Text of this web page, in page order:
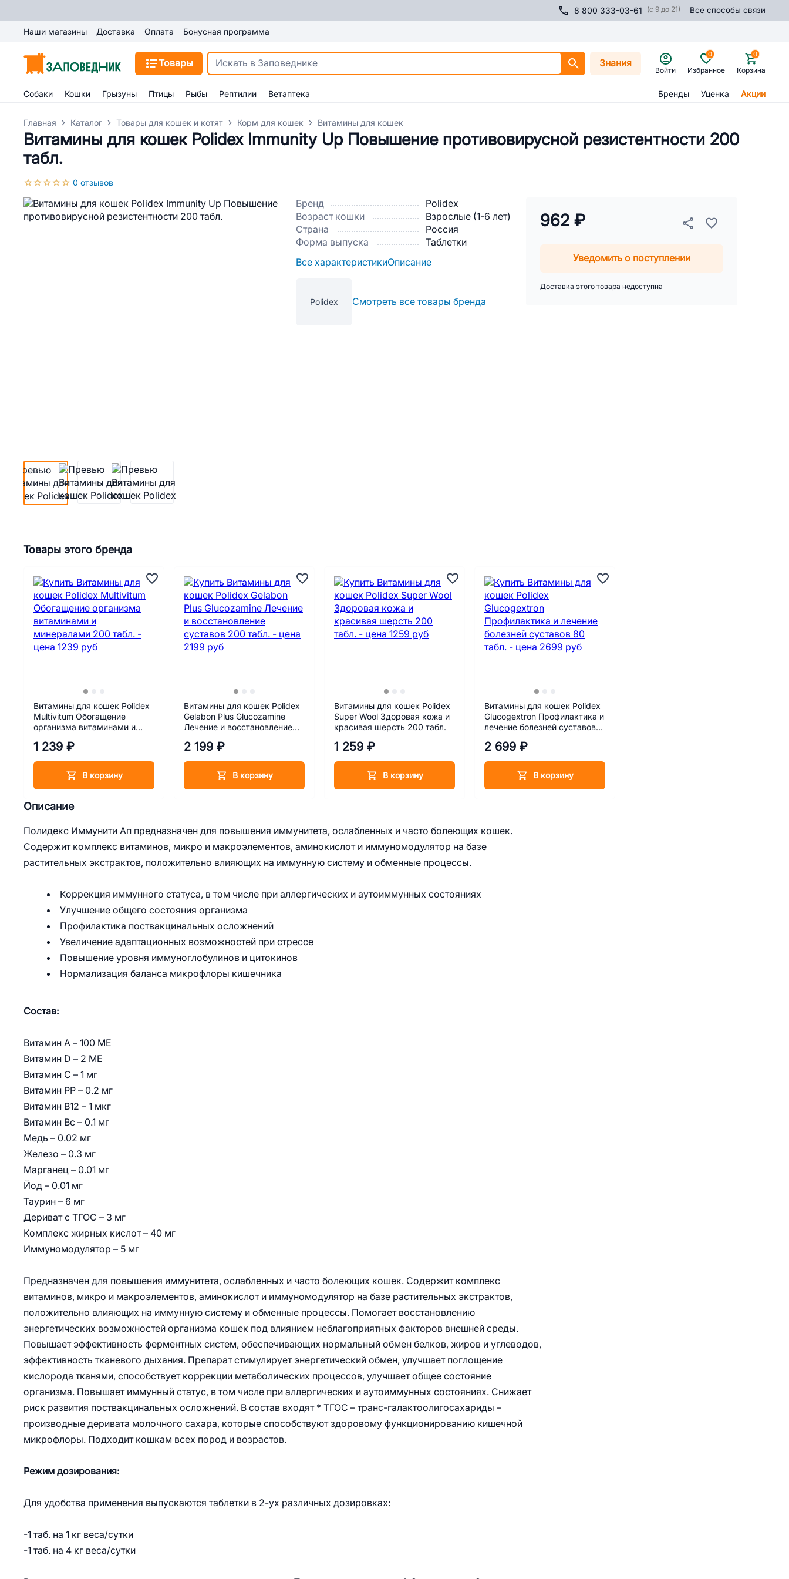
8 800 333-03-61 (с 9 до 21) Все способы связи
Наши магазины Доставка Оплата Бонусная программа
Товары Знания
Войти Избранное
0
Корзина
0
Собаки Кошки Грызуны Птицы Рыбы Рептилии Ветаптека Бренды Уценка Акции
Главная Каталог Товары для кошек и котят Корм для кошек Витамины для кошек
Витамины для кошек Polidex Immunity Up Повышение противовирусной резистентности 200
табл.
0 отзывов
Бренд
Polidex
Возраст кошки
Взрослые (1-6 лет)
Страна
Россия
Форма выпуска
Таблетки
Все характеристикиОписание
Polidex Смотреть все товары бренда
962 ₽
Уведомить о поступлении
Доставка этого товара недоступна
Описание
Полидекс Иммунити Ап предназначен для повышения иммунитета, ослабленных и часто болеющих кошек.
Содержит комплекс витаминов, микро и макроэлементов, аминокислот и иммуномодулятор на базе
растительных экстрактов, положительно влияющих на иммунную систему и обменные процессы.
Коррекция иммунного статуса, в том числе при аллергических и аутоиммунных состояниях
Улучшение общего состояния организма
Профилактика поствакцинальных осложнений
Увеличение адаптационных возможностей при стрессе
Повышение уровня иммуноглобулинов и цитокинов
Нормализация баланса микрофлоры кишечника
Состав:
Витамин А – 100 МЕ
Витамин D – 2 МЕ
Витамин С – 1 мг
Витамин PP – 0.2 мг
Витамин В12 – 1 мкг
Витамин Вс – 0.1 мг
Медь – 0.02 мг
Железо – 0.3 мг
Марганец – 0.01 мг
Йод – 0.01 мг
Таурин – 6 мг
Дериват с ТГОС – 3 мг
Комплекс жирных кислот – 40 мг
Иммуномодулятор – 5 мг
Предназначен для повышения иммунитета, ослабленных и часто болеющих кошек. Содержит комплекс
витаминов, микро и макроэлементов, аминокислот и иммуномодулятор на базе растительных экстрактов,
положительно влияющих на иммунную систему и обменные процессы. Помогает восстановлению
энергетических возможностей организма кошек под влиянием неблагоприятных факторов внешней среды.
Повышает эффективность ферментных систем, обеспечивающих нормальный обмен белков, жиров и углеводов,
эффективность тканевого дыхания. Препарат стимулирует энергетический обмен, улучшает поглощение
кислорода тканями, способствует коррекции метаболических процессов, улучшает общее состояние
организма. Повышает иммунный статус, в том числе при аллергических и аутоиммунных состояниях. Снижает
риск развития поствакцинальных осложнений. В состав входят * ТГОС – транс-галактоолигосахариды –
производные деривата молочного сахара, которые способствуют здоровому функционированию кишечной
микрофлоры. Подходит кошкам всех пород и возрастов.
Режим дозирования:
Для удобства применения выпускаются таблетки в 2-ух различных дозировках:
-1 таб. на 1 кг веса/сутки
-1 таб. на 4 кг веса/сутки
Товары этого бренда
Витамины для кошек Polidex
Multivitum Обогащение
организма витаминами и
1 239 ₽
В корзину
Витамины для кошек Polidex
Gelabon Plus Glucozamine
Лечение и восстановление
2 199 ₽
В корзину
Витамины для кошек Polidex
Super Wool Здоровая кожа и
красивая шерсть 200 табл.
1 259 ₽
В корзину
Витамины для кошек Polidex
Glucogextron Профилактика и
лечение болезней суставов
2 699 ₽
В корзину